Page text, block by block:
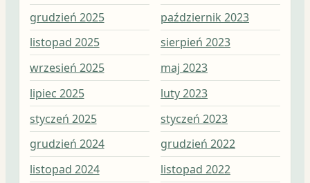
grudzień 2025
listopad 2025
wrzesień 2025
lipiec 2025
styczeń 2025
grudzień 2024
listopad 2024
październik 2023
sierpień 2023
maj 2023
luty 2023
styczeń 2023
grudzień 2022
listopad 2022